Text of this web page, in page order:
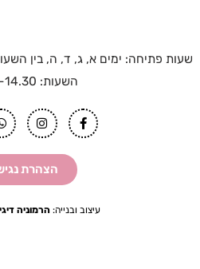
השעות: 10:00-14.30
F
a
c
o
-
I
n
s
g
r
m
הצהרת
עיצוב ובנייה:הרמוניה